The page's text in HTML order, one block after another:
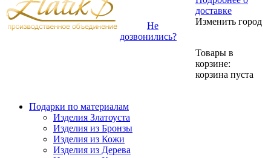
Не
дозвонились?
доставке
Изменить город
Товары в
корзине:
корзина пуста
Подарки по материалам
Изделия Златоуста
Изделия из Бронзы
Изделия из Кожи
Изделия из Дерева